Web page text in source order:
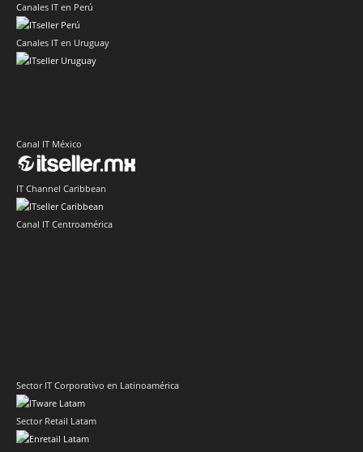
Canales IT en Perú
Canales IT en Uruguay
Canal IT México
IT Channel Caribbean
Canal IT Centroamérica
Sector IT Corporativo en Latinoamérica
Sector Retail Latam